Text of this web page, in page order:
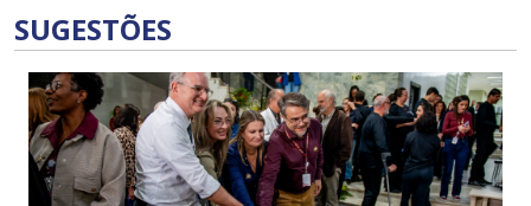
SUGESTÕES